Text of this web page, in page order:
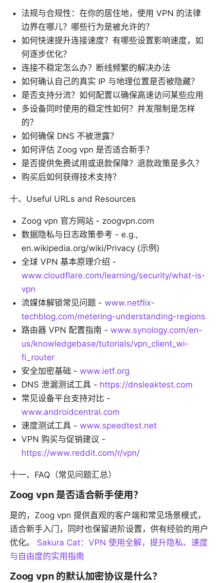
法规与合规性：在你的居住地，使用 VPN 的法律
边界在哪儿？哪些行为是被允许的？
如何快速提升连接速度？有哪些设置影响速度，如
何逐步优化？
连接不稳定怎么办？断线频繁的解决办法
如何确认自己的真实 IP 与地理位置是否被隐藏？
是否支持分流？如何配置以确保高速访问某些应用
多设备同时使用的稳定性如何？并发限制是怎样
的？
如何确保 DNS 不被泄露？
如何评估 Zoog vpn 是否适合新手？
是否提供免费试用或退款保障？退款政策是多久？
购买后如何获得技术支持？
十、Useful URLs and Resources
Zoog vpn 官方网站 - zoogvpn.com
数据隐私与日志政策参考 - e.g.,
en.wikipedia.org/wiki/Privacy (示例)
全球 VPN 基本原理介绍 -
www.cloudflare.com/learning/security/what-is-
vpn
流媒体解锁常见问题 - www.netflix-
techblog.com/metering-understanding-regions
路由器 VPN 配置指南 - www.synology.com/en-
us/knowledgebase/tutorials/vpn_client_wi-
fi_router
安全加密基础 - www.ietf.org
DNS 泄漏测试工具 - https://dnsleaktest.com
常见设备平台支持对比 -
www.androidcentral.com
速度测试工具 - www.speedtest.net
VPN 购买与促销建议 -
https://www.reddit.com/r/vpn/
十一、FAQ（常见问题汇总）
Zoog vpn 是否适合新手使用？
是的，Zoog vpn 提供直观的客户端和常见场景模式，
适合新手入门，同时也保留进阶设置，供有经验的用户
优化。 Sakura Cat：VPN 使用全解，提升隐私、速度
与自由度的实用指南
Zoog vpn 的默认加密协议是什么？